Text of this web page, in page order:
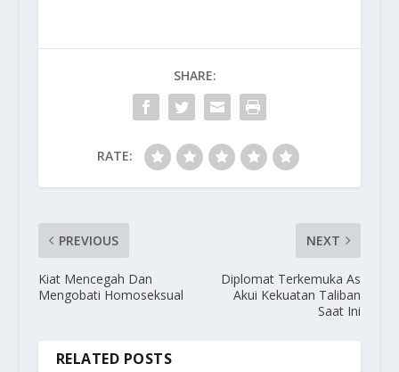
SHARE:
RATE:
PREVIOUS
Kiat Mencegah Dan
Mengobati Homoseksual
NEXT
Diplomat Terkemuka As
Akui Kekuatan Taliban
Saat Ini
RELATED POSTS